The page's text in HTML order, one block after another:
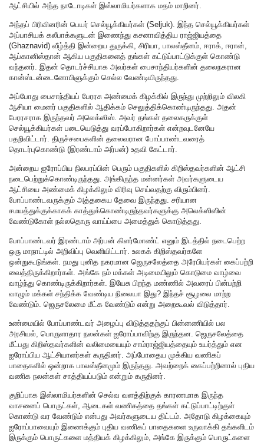
ஆட்சியில் அந்த நாடோடிகள் இஸ்லாமியர்களாக மதம் மாறினர்.
அந்தப் பிரிவினரின் பெயர் செல்யூக்கியர்கள் (Seljuk). இந்த செல்யூக்கியர்கள்
அப்பாசியக் கலீபாக்களுடன் இணைந்து கசனாவித்திய ராஜ்ஜியத்தை
(Ghaznavid) வீழ்த்தி இன்றைய துருக்கி, சிரியா, பாலஸ்தீனம், ஈராக், ஈரான்,
ஆப்கானிஸ்தான் ஆகிய பகுதிகளைத் தங்கள் கட்டுப்பாட்டுக்குள் கொண்டு
வந்தனர். இதன் தொடர்ச்சியாக அவர்கள் பைசாந்தியர்களின் தலைநகரான
கான்ஸ்டன்டைனோபிளுக்கும் செல்ல வேண்டியிருந்தது.
அப்போது பைசாந்தியப் பேரரசு அண்மைக் கிழக்கில் இருந்து முற்றிலும் விலகி
ஆசியா மைனர் பகுதிகளில் ஆதிக்கம் செலுத்திக்கொண்டிருந்தது. அதன்
பேரரசராக இருந்தவர் அலெக்ஸிஸ். அவர் தங்கள் தலைகருக்குள்
செல்யூக்கியர்கள் படையெடுத்து வரப்போகிறார்கள் என்றவுடனேயே
பதறிவிட்டார். திருச்சபைகளின் தலைவரான போப்பாண்டவரைத்
தொடர்புகொண்டு (இரண்டாம் அர்பன்) உதவி கேட்டார்.
அன்றைய ஐரோப்பிய நிலபரப்பின் பெரும் பகுதிகளில் கிறிஸ்தவர்களின் ஆட்சி
நடைபெற்றுக்கொண்டிருந்தது. அங்கிருந்த மன்னர்கள் அவர்களுடைய
ஆட்சியை அண்மைக் கிழக்கிலும் விரிவு செய்வதற்கு விரும்பினர்.
போப்பாண்டவருக்கும் அத்தகைய தேவை இருந்தது. சரியான
சமயத்துக்குக்காகக் காத்துக்கொண்டிருந்தவர்களுக்கு அலெக்ஸிஸின்
வேண்டுகோள் நல்லதொரு வாய்ப்பை அமைத்துக் கொடுத்தது.
போப்பாண்டவர் இரண்டாம் அர்பன் கிளர்மோண்ட் எனும் இடத்தில் நடைபெற்ற
ஒரு மாநாட்டில் அறிவிப்பு வெளியிட்டார். உலகக் கிறிஸ்தவர்களே
ஒன்றுகூடுங்கள். நமது புனித நகரமான ஜெருசலேத்தை அரேபியர்கள் கைப்பற்றி
வைத்திருக்கிறார்கள். அங்கே நம் மக்கள் அடிமையிலும் கொடுமை வாழ்வை
வாழ்ந்து கொண்டிருக்கிறார்கள். இயேசு பிறந்த மண்ணில் அவரைப் பின்பற்றி
வாழும் மக்கள் சந்திக்க வேண்டிய நிலையா இது? இந்தச் சூழலை மாற்ற
வேண்டும். ஜெருசலேமை மீட்க வேண்டும் என்று அறைகூவல் விடுத்தார்.
உண்மையில் போப்பாண்டவர் அழைப்பு விடுத்ததற்குப் பின்னணியில் பல
அரசியல், பொருளாதார நலன்கள் ஐரோப்பாவிற்கு இருந்தன. ஜெருசலேத்தை
மீட்பது கிறிஸ்தவர்களின் வலிமையையும் சாம்ராஜ்ஜியத்தையும் உயர்த்தும் என
ஐரோப்பிய ஆட்சியாளர்கள் கருதினர். அப்போதைய முக்கிய வணிகப்
பாதைகளில் ஒன்றாக பாலஸ்தீனமும் இருந்தது. அவற்றைக் கைப்பற்றினால் புதிய
வணிக நலன்கள் சாத்தியப்படும் என்றும் கருதினர்.
குறிப்பாக இஸ்லாமியர்களின் செல்வ வளத்திற்குக் காரணமாக இருந்த
வாசனைப் பொருட்கள், ஆடைகள் வணிகத்தை தங்கள் கட்டுப்பாட்டிற்குள்
கொண்டு வர வேண்டும் என்பது அவர்களுடைய திட்டம். அதோடு கிழக்கையும்
ஐரோப்பாவையும் இணைக்கும் புதிய வணிகப் பாதைகளை உருவாக்கி தங்களிடம்
இருக்கும் பொருட்களை மத்தியக் கிழக்கிலும், அங்கே இருக்கும் பொருட்களை